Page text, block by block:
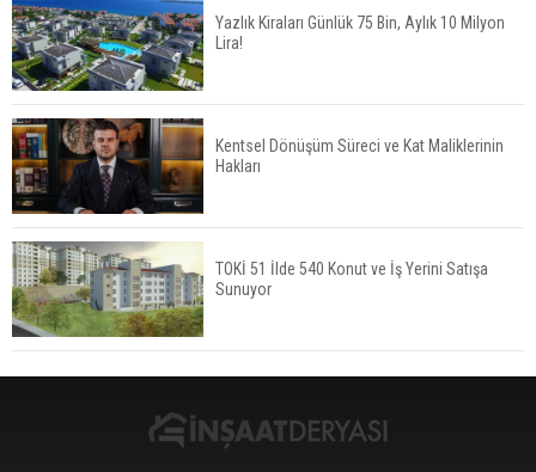
Tercih Döneminde Barınma Telaşı Başladı
Aileden Miras Kalan Ev Nasıl Satılır?
İstanbul'da 15 Bin Kiralık Sosyal Konut Eylülde
Kiraya Verilecek
Yazlık Kiraları Günlük 75 Bin, Aylık 10 Milyon
Lira!
Kentsel Dönüşüm Süreci ve Kat Maliklerinin
Hakları
TOKİ 51 İlde 540 Konut ve İş Yerini Satışa
Sunuyor